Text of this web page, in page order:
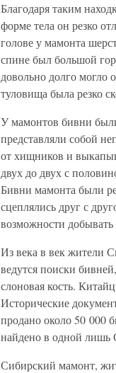
Благодаря таким
форме тела он резко
голове у мамонта
спине был большой
довольно долго могло
туловища была резко
У мамонтов бивни
представляли собой
от хищников и
двух до двух с
Бивни мамонта были
сцеплялись друг с
возможности
Из века в век жители
ведутся поиски
слоновая кость.
Исторические
продано около 50 000
найдено в одной лишь
Сибирский мамонт,